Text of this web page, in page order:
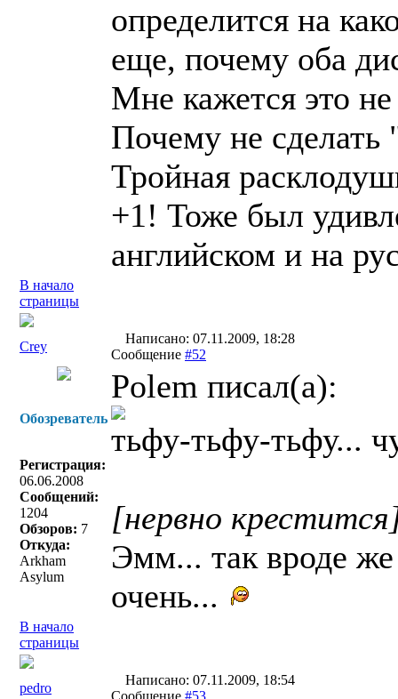
определится на
еще, почему оба
Мне кажется это
Почему не
Тройная
+1! Тоже был
английском и на
В начало
страницы
Crey
Написано: 07.11.2009, 18:28
Сообщение #52
Обозреватель
Регистрация:
06.06.2008
Сообщений:
1204
Обзоров: 7
Откуда:
Arkham
Asylum
Polem писал(a):
тьфу-тьфу-тьфу...
[нервно
Эмм... так вроде же
очень...
В начало
страницы
pedro
Написано: 07.11.2009, 18:54
Сообщение #53